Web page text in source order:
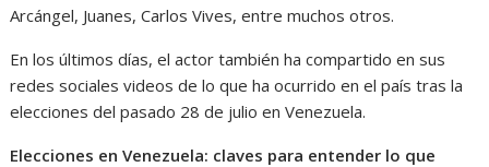
Arcángel, Juanes, Carlos Vives, entre muchos otros.
En los últimos días, el actor también ha compartido en sus
redes sociales videos de lo que ha ocurrido en el país tras la
elecciones del pasado 28 de julio en Venezuela.
Elecciones en Venezuela: claves para entender lo que